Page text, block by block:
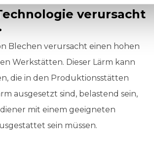
verursacht
Blechen verursacht einen hohen
Werkstätten. Dieser Lärm kann
die in den Produktionsstätten
ausgesetzt sind, belastend sein,
mit einem geeigneten
sein müssen.